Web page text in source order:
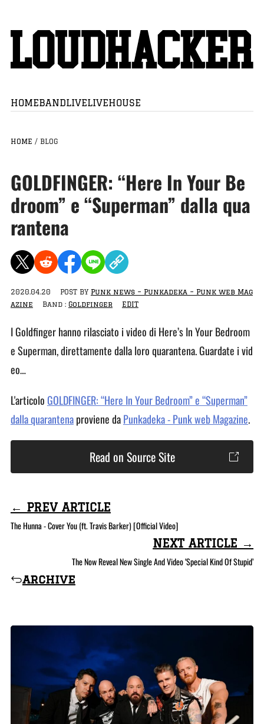
HOMEBANDLIVELIVEHOUSE
HOME / BLOG
GOLDFINGER: “Here In Your Be
droom” e “Superman” dalla qua
rantena
2020.04.20 POST BY Punk news – Punkadeka – Punk web Mag
azine
Band : Goldfinger EDIT
I Goldfinger hanno rilasciato i video di Here’s In Your Bedroom
e Superman, direttamente dalla loro quarantena. Guardate i vid
eo…
L'articoloGOLDFINGER: “Here In Your Bedroom” e “Superman”
dalla quarantenaproviene daPunkadeka - Punk web Magazine.
Read on Source Site
← PREV ARTICLE
The Hunna - Cover You (ft. Travis Barker) [Official Video]
archive
NEXT ARTICLE →
The Now Reveal New Single And Video ‘Special Kind Of Stupid’